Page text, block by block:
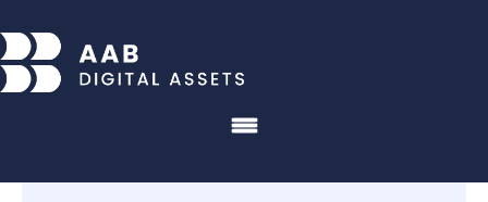
to
content
Menu